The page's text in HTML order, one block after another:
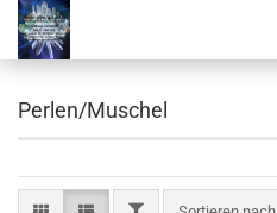
Perlen/Muschel